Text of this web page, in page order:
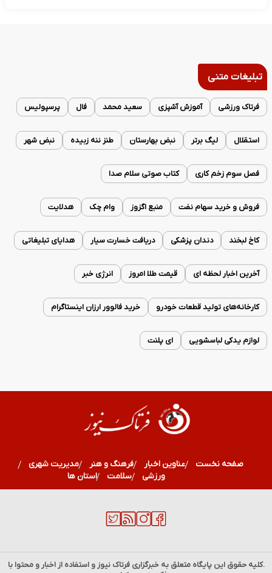
تبلیغات متنی
فرتاک ورزشی آموزش آشپزی سعید محمد فال پرسپولیس
استقلال لیگ برتر نبض بهارستان طنز ننه زبیده نبض شهر
فصل سوم زخم کاری کتاب صوتی سلام صدا
فروش و خرید سهام نفت منبع اگزوز وام چک هدلایت
کاخ لبخند دندان پزشکی دریافت خسارت سیار هدایای تبلیغاتی
آخرین اخبار لحظه ای قیمت طلا امروز انرژی خبر
کارخانه‌های تولید قطعات خودرو خرید فالوور ارزان اینستاگرام
لوازم یدکی لباسشویی ای پلنت
صفحه نخست عناوین اخبار فرهنگ و هنر
مدیریت شهری
ورزشی سلامت استان ها
.کلیه حقوق این پایگاه متعلق به خبرگزاریفرتاک نیوز و استفاده از اخبار و محتوا با